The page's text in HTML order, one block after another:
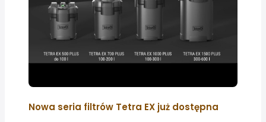
Nowa seria filtrów Tetra EX już dostępna